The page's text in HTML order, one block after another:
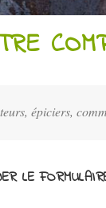
épiciers,
LE